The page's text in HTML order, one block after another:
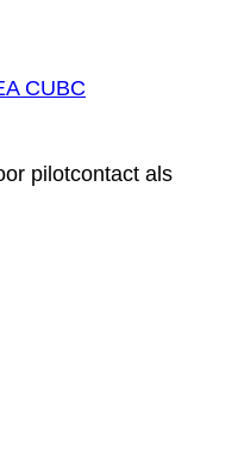
CUBC
pilotcontact als